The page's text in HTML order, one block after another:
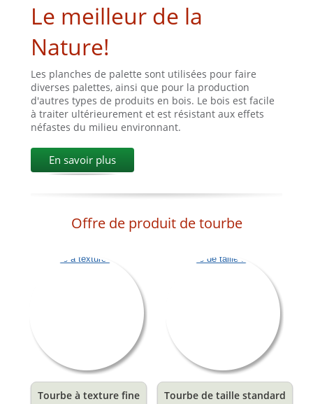
Le meilleur de la
Nature!
Les planches de palette sont utilisées pour faire
diverses palettes, ainsi que pour la production
d'autres types de produits en bois. Le bois est facile
à traiter ultérieurement et est résistant aux effets
néfastes du milieu environnant.
En savoir plus
Offre de produit de tourbe
Tourbe à texture fine Tourbe de taille standard